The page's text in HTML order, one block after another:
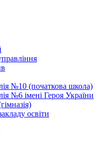
№10 (початкова школа)
№6 імені Героя України
освіти